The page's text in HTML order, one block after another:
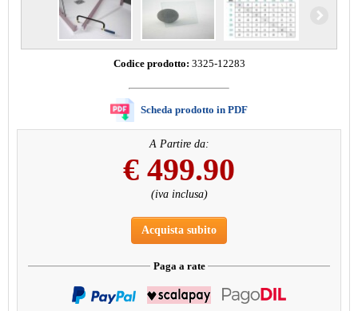
Codice prodotto: 3325-12283
Scheda prodotto in PDF
A Partire da:
€ 499.90
(iva inclusa)
Acquista subito
Paga a rate